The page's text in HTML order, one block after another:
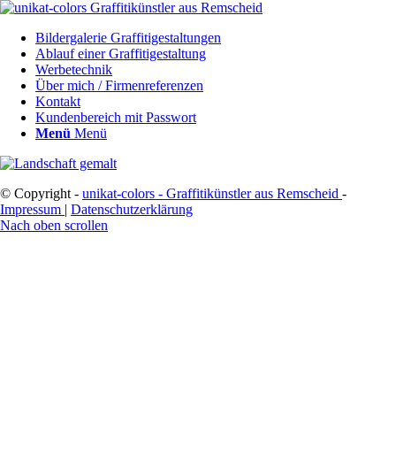
Bildergalerie Graffitigestaltungen
Ablauf einer Graffitigestaltung
Werbetechnik
Über mich / Firmenreferenzen
Kontakt
Kundenbereich mit Passwort
Menü Menü
© Copyright - unikat-colors - Graffitikünstler aus Remscheid -
Impressum | Datenschutzerklärung
Nach oben scrollen